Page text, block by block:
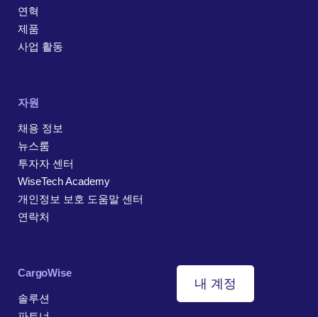
연혁
제품
사업 활동
자원
채용 정보
뉴스룸
투자자 센터
WiseTech Academy
개인정보 보호 도움말 센터
연락처
CargoWise
솔루션
내 계정